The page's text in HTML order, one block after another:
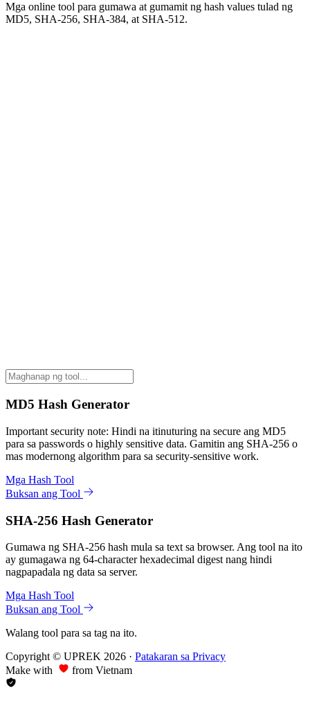
Mga online tool para gumawa at gumamit ng hash values tulad ng
MD5, SHA-256, SHA-384, at SHA-512.
MD5 Hash Generator
Important security note: Hindi na itinuturing na secure ang MD5
para sa passwords o highly sensitive data. Gamitin ang SHA-256 o
mas modernong algorithm para sa security-sensitive work.
Mga Hash Tool
Buksan ang Tool
SHA-256 Hash Generator
Gumawa ng SHA-256 hash mula sa text sa browser. Ang tool na ito
ay gumagawa ng 64-character hexadecimal digest nang hindi
nagpapadala ng data sa server.
Mga Hash Tool
Buksan ang Tool
Walang tool para sa tag na ito.
Copyright © UPREK 2026 · Patakaran sa Privacy
Make with
from Vietnam